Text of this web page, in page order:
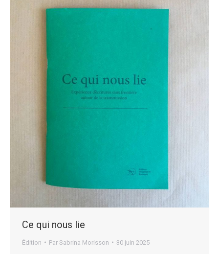
Ce qui nous lie
Édition Par Sabrina Morisson 30 juin 2025